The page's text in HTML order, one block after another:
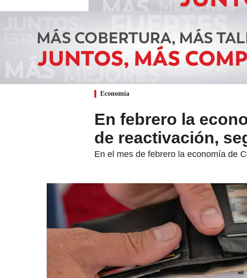
Economía
En febrero la
de reactivación,
En el mes de febrero la economía de